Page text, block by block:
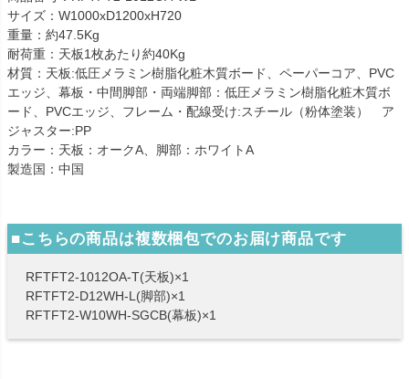
サイズ：W1000xD1200xH720
重量：約47.5Kg
耐荷重：天板1枚あたり約40Kg
材質：天板:低圧メラミン樹脂化粧木質ボード、ペーパーコア、PVC
エッジ、幕板・中間脚部・両端脚部：低圧メラミン樹脂化粧木質ボ
ード、PVCエッジ、フレーム・配線受け:スチール（粉体塗装） ア
ジャスター:PP
カラー：天板：オークA、脚部：ホワイトA
製造国：中国
■こちらの商品は複数梱包でのお届け商品です
RFTFT2-1012OA-T(天板)×1
RFTFT2-D12WH-L(脚部)×1
RFTFT2-W10WH-SGCB(幕板)×1